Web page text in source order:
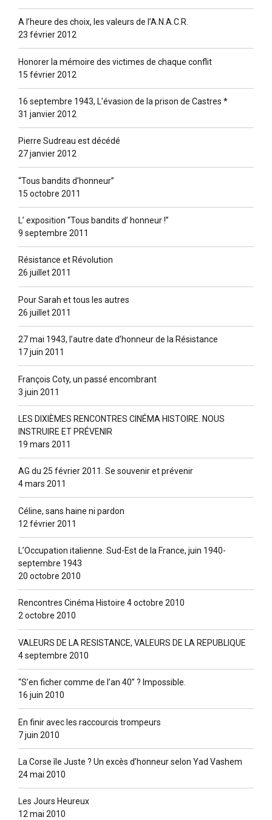
A l’heure des choix, les valeurs de l’A.N.A.C.R.
23 février 2012
Honorer la mémoire des victimes de chaque conflit
15 février 2012
16 septembre 1943, L’évasion de la prison de Castres *
31 janvier 2012
Pierre Sudreau est décédé
27 janvier 2012
“Tous bandits d’honneur”
15 octobre 2011
L’ exposition “Tous bandits d’ honneur !”
9 septembre 2011
Résistance et Révolution
26 juillet 2011
Pour Sarah et tous les autres
26 juillet 2011
27 mai 1943, l’autre date d’honneur de la Résistance
17 juin 2011
François Coty, un passé encombrant
3 juin 2011
LES DIXIÈMES RENCONTRES CINÉMA HISTOIRE. NOUS
INSTRUIRE ET PRÉVENIR
19 mars 2011
AG du 25 février 2011. Se souvenir et prévenir
4 mars 2011
Céline, sans haine ni pardon
12 février 2011
L’Occupation italienne. Sud-Est de la France, juin 1940-
septembre 1943
20 octobre 2010
Rencontres Cinéma Histoire 4 octobre 2010
2 octobre 2010
VALEURS DE LA RESISTANCE, VALEURS DE LA REPUBLIQUE
4 septembre 2010
“S’en ficher comme de l’an 40” ? lmpossible.
16 juin 2010
En finir avec les raccourcis trompeurs
7 juin 2010
La Corse île Juste ? Un excès d’honneur selon Yad Vashem
24 mai 2010
Les Jours Heureux
12 mai 2010